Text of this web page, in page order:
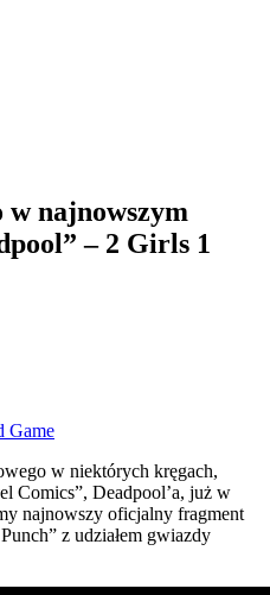
najnowszym
– 2 Girls 1
w niektórych kręgach,
Comics”, Deadpool’a, już w
najnowszy oficjalny fragment
z udziałem gwiazdy